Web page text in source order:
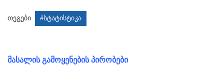
თეგები: #სტატისტიკა
მასალის გამოყენების პირობები